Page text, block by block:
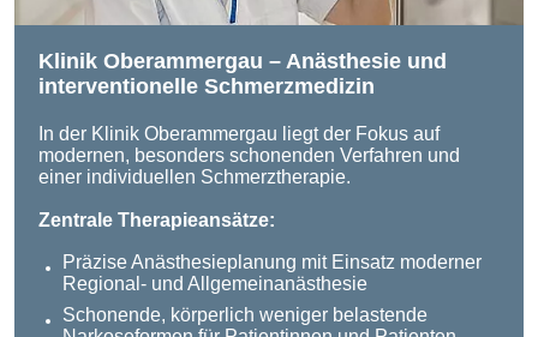
Klinik Oberammergau – Anästhesie und
interventionelle Schmerzmedizin
In der Klinik Oberammergau liegt der Fokus auf
modernen, besonders schonenden Verfahren und
einer individuellen Schmerztherapie.
Zentrale Therapieansätze:
Präzise Anästhesieplanung mit Einsatz moderner
Regional- und Allgemeinanästhesie
Schonende, körperlich weniger belastende